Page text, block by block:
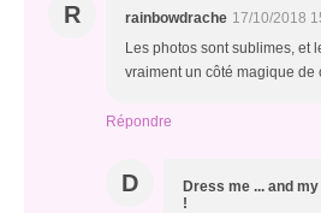
R rainbowdrache 17/10/2018
Les photos sont sublimes, et
vraiment un côté magique de
Répondre
D
Dress me ... and
!